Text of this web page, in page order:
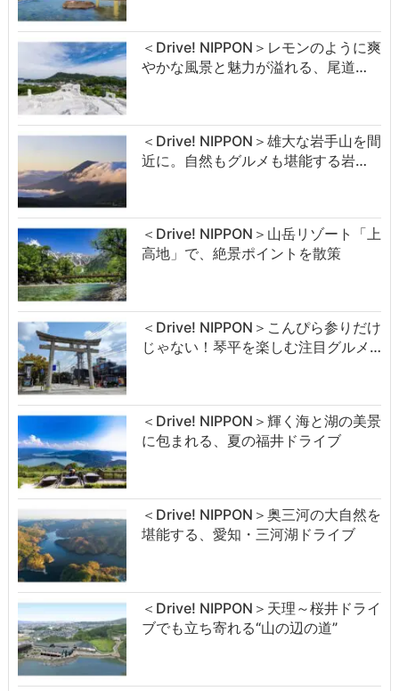
＜Drive! NIPPON＞レモンのように爽
やかな風景と魅力が溢れる、尾道…
＜Drive! NIPPON＞雄大な岩手山を間
近に。自然もグルメも堪能する岩…
＜Drive! NIPPON＞山岳リゾート「上
高地」で、絶景ポイントを散策
＜Drive! NIPPON＞こんぴら参りだけ
じゃない！琴平を楽しむ注目グルメ…
＜Drive! NIPPON＞輝く海と湖の美景
に包まれる、夏の福井ドライブ
＜Drive! NIPPON＞奥三河の大自然を
堪能する、愛知・三河湖ドライブ
＜Drive! NIPPON＞天理～桜井ドライ
ブでも立ち寄れる“山の辺の道”